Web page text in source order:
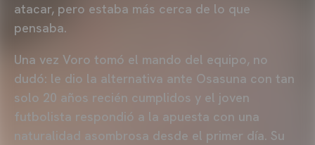
atacar, pero estaba más cerca de lo que
pensaba.
Una vez Voro tomó el mando del equipo, no
dudó: le dio la alternativa ante Osasuna con tan
solo 20 años recién cumplidos y el joven
futbolista respondió a la apuesta con una
naturalidad asombrosa desde el primer día. Su